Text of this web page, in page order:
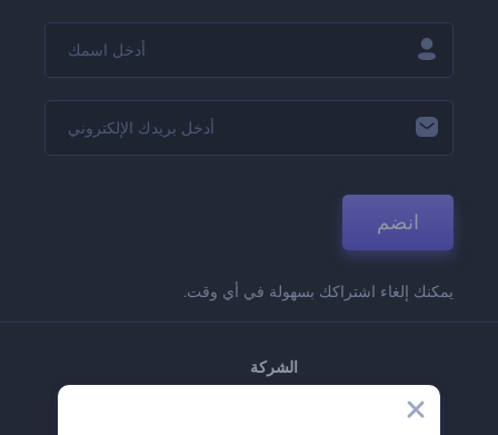
انضم
يمكنك إلغاء اشتراكك بسهولة في أي وقت.
الشركة